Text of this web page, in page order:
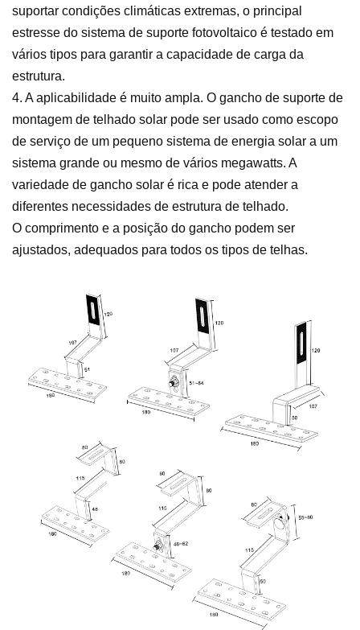
suportar condições climáticas extremas, o principal
estresse do sistema de suporte fotovoltaico é testado em
vários tipos para garantir a capacidade de carga da
estrutura.
4. A aplicabilidade é muito ampla. O gancho de suporte de
montagem de telhado solar pode ser usado como escopo
de serviço de um pequeno sistema de energia solar a um
sistema grande ou mesmo de vários megawatts. A
variedade de gancho solar é rica e pode atender a
diferentes necessidades de estrutura de telhado.
O comprimento e a posição do gancho podem ser
ajustados, adequados para todos os tipos de telhas.